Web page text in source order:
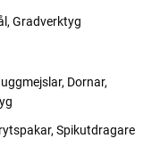
Gradverktyg
Dornar,
Spikutdragare